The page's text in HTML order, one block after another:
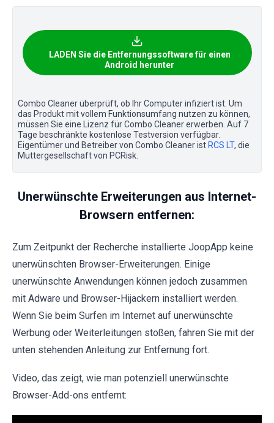
LADEN Sie die Entfernungssoftware für einen
Android herunter
Combo Cleaner überprüft, ob Ihr Computer infiziert ist. Um
das Produkt mit vollem Funktionsumfang nutzen zu können,
müssen Sie eine Lizenz für Combo Cleaner erwerben. Auf 7
Tage beschränkte kostenlose Testversion verfügbar.
Eigentümer und Betreiber von Combo Cleaner ist RCS LT, die
Muttergesellschaft von PCRisk.
Unerwünschte Erweiterungen aus Internet-
Browsern entfernen:
Zum Zeitpunkt der Recherche installierte JoopApp keine
unerwünschten Browser-Erweiterungen. Einige
unerwünschte Anwendungen können jedoch zusammen
mit Adware und Browser-Hijackern installiert werden.
Wenn Sie beim Surfen im Internet auf unerwünschte
Werbung oder Weiterleitungen stoßen, fahren Sie mit der
unten stehenden Anleitung zur Entfernung fort.
Video, das zeigt, wie man potenziell unerwünschte
Browser-Add-ons entfernt: